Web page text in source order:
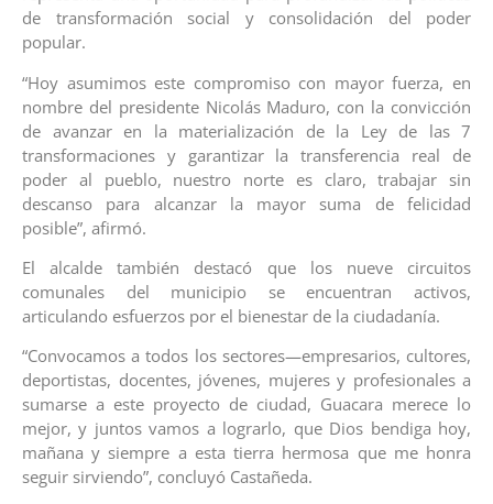
de transformación social y consolidación del poder
popular.
“Hoy asumimos este compromiso con mayor fuerza, en
nombre del presidente Nicolás Maduro, con la convicción
de avanzar en la materialización de la Ley de las 7
transformaciones y garantizar la transferencia real de
poder al pueblo, nuestro norte es claro, trabajar sin
descanso para alcanzar la mayor suma de felicidad
posible”, afirmó.
El alcalde también destacó que los nueve circuitos
comunales del municipio se encuentran activos,
articulando esfuerzos por el bienestar de la ciudadanía.
“Convocamos a todos los sectores—empresarios, cultores,
deportistas, docentes, jóvenes, mujeres y profesionales a
sumarse a este proyecto de ciudad, Guacara merece lo
mejor, y juntos vamos a lograrlo, que Dios bendiga hoy,
mañana y siempre a esta tierra hermosa que me honra
seguir sirviendo”, concluyó Castañeda.